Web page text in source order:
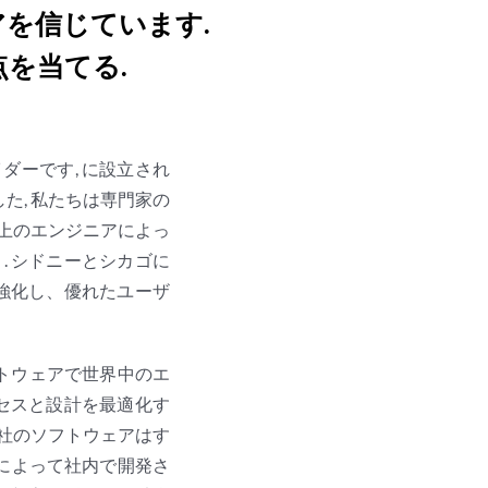
信じています.
当てる.
ーです, に設立され
, 私たちは専門家の
のエンジニアによっ
シドニーとシカゴに
化し、優れたユーザ
ウェアで世界中のエ
スと設計を最適化す
のソフトウェアはす
よって社内で開発さ